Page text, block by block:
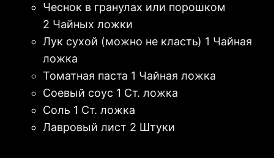
Чеснок в гранулах или порошком
2 Чайных ложки
Лук сухой (можно не класть) 1 Чайная
ложка
Томатная паста 1 Чайная ложка
Соевый соус 1 Ст. ложка
Соль 1 Ст. ложка
Лавровый лист 2 Штуки